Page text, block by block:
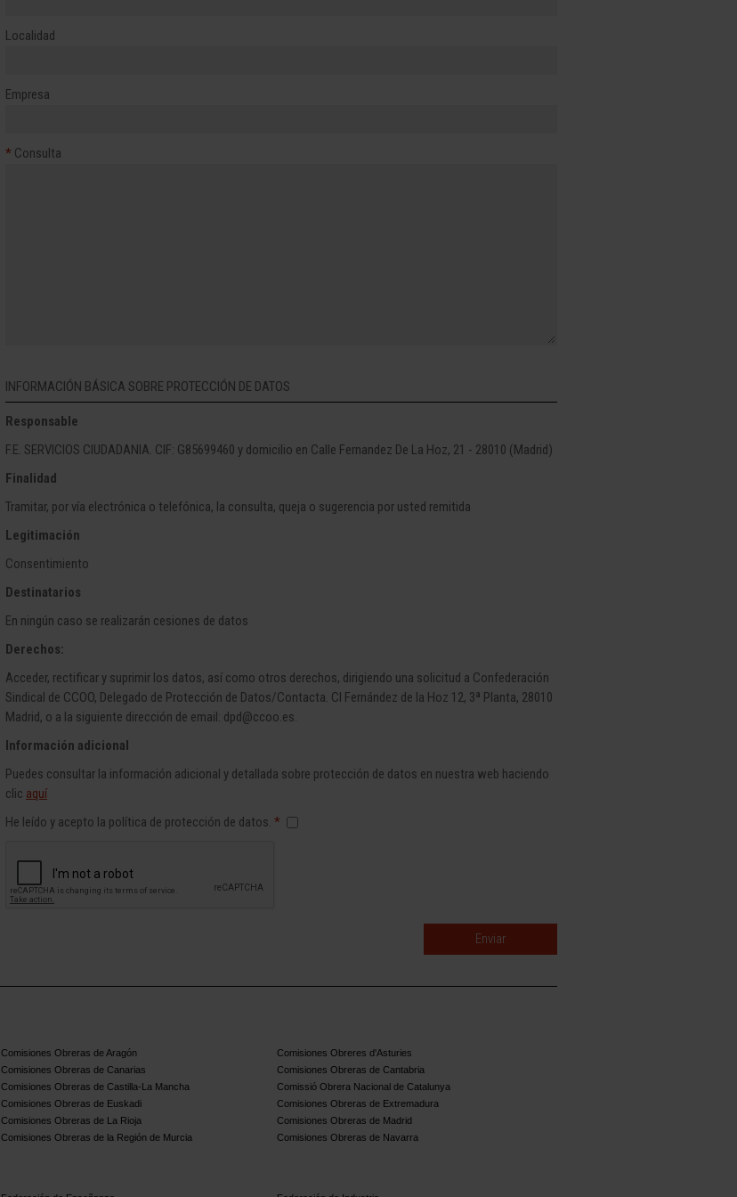
Localidad
Empresa
* Consulta
INFORMACIÓN BÁSICA SOBRE PROTECCIÓN DE DATOS
Responsable
F.E. SERVICIOS CIUDADANIA. CIF: G85699460 y domicilio en Calle Fernandez De La Hoz, 21 - 28010 (Madrid)
Finalidad
Tramitar, por vía electrónica o telefónica, la consulta, queja o sugerencia por usted remitida
Legitimación
Consentimiento
Destinatarios
En ningún caso se realizarán cesiones de datos
Derechos:
Acceder, rectificar y suprimir los datos, así como otros derechos, dirigiendo una solicitud a Confederación
Sindical de CCOO, Delegado de Protección de Datos/Contacta. Cl Fernández de la Hoz 12, 3ª Planta, 28010
Madrid, o a la siguiente dirección de email: dpd@ccoo.es.
Información adicional
Puedes consultar la información adicional y detallada sobre protección de datos en nuestra web haciendo
clic aquí
He leído y acepto la política de protección de datos. *
Comisiones Obreras de Aragón
Comisiones Obreres d'Asturies
Comisiones Obreras de Canarias
Comisiones Obreras de Cantabria
Comisiones Obreras de Castilla-La Mancha
Comissió Obrera Nacional de Catalunya
Comisiones Obreras de Euskadi
Comisiones Obreras de Extremadura
Comisiones Obreras de La Rioja
Comisiones Obreras de Madrid
Comisiones Obreras de la Región de Murcia
Comisiones Obreras de Navarra